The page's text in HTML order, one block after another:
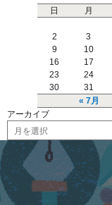
日
月
« 7月
2
3
9
10
16
17
23
24
30
31
アーカイブ
ー
イ
ブ